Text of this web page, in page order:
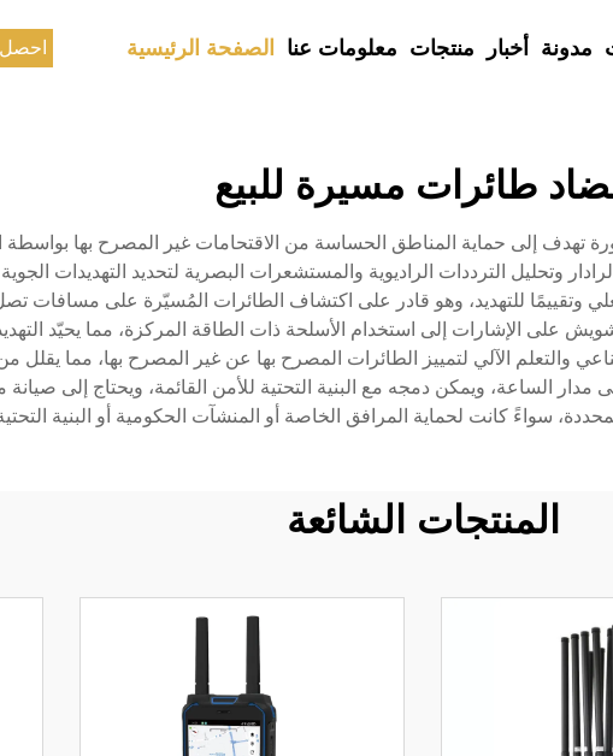
الصفحة الرئيسية معلومات عنا منتجات أخبار مدونة
طائرات مسيرة للبيع
تهدف إلى حماية المناطق الحساسة من الاقتحامات غير المصرح بها بواسطة
وتحليل الترددات الراديوية والمستشعرات البصرية لتحديد التهديدات
على الإشارات إلى استخدام الأسلحة ذات الطاقة المركزة، مما يحيّد
والتعلم الآلي لتمييز الطائرات المصرح بها عن غير المصرح بها، مما يقلل من
الساعة، ويمكن دمجه مع البنية التحتية للأمن القائمة، ويحتاج إلى
سواءً كانت لحماية المرافق الخاصة أو المنشآت الحكومية أو البنية
المنتجات الشائعة